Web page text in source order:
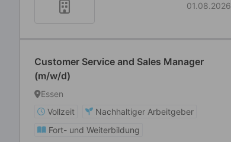
01.08.2026
Customer Service and Sales Manager
(m/w/d)
Essen
Vollzeit
Nachhaltiger Arbeitgeber
Fort- und Weiterbildung